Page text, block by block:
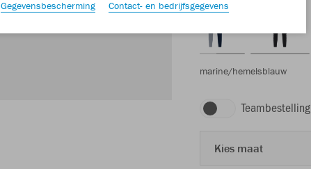
marine/hemelsblauw
Teambestelling
Kies maat
Gegevensbescherming Contact- en bedrijfsgegevens